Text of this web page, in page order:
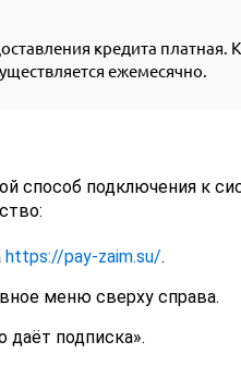
кредита платная.
ежемесячно.
способ подключения к
https://pay-zaim.su/.
меню сверху справа.
подписка».